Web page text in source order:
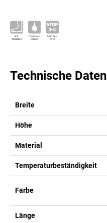
Technische Daten
Breite
Höhe
Material
Temperaturbeständigkeit
Farbe
Länge